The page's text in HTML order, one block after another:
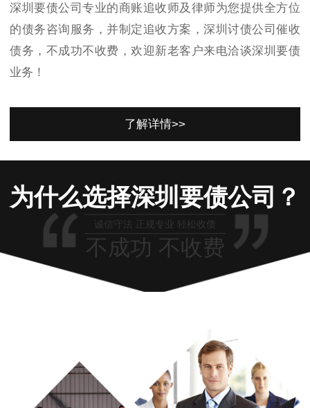
深圳要债公司专业的商账追收师及律师为您提供全方位
的债务咨询服务，并制定追收方案，深圳讨债公司催收
债务，不成功不收费，欢迎新老客户来电洽谈深圳要债
业务！
了解详情>>
为什么选择深圳要债公司？
诚信守法 正规专业 轻松收债
不成功 不收费